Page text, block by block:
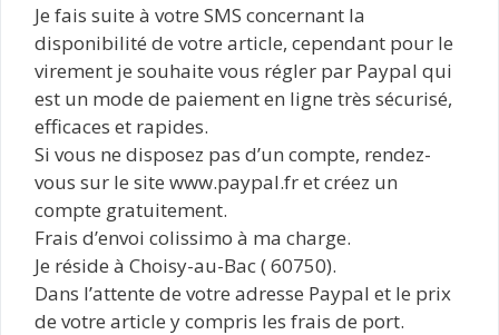
Je fais suite à votre SMS concernant la
disponibilité de votre article, cependant pour le
virement je souhaite vous régler par Paypal qui
est un mode de paiement en ligne très sécurisé,
efficaces et rapides.
Si vous ne disposez pas d’un compte, rendez-
vous sur le site www.paypal.fr et créez un
compte gratuitement.
Frais d’envoi colissimo à ma charge.
Je réside à Choisy-au-Bac ( 60750).
Dans l’attente de votre adresse Paypal et le prix
de votre article y compris les frais de port.